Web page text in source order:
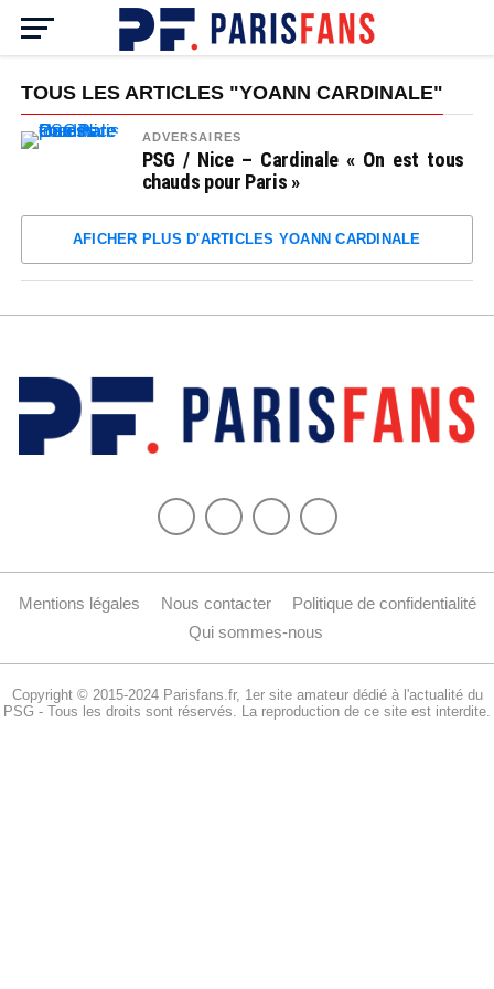
TOUS LES ARTICLES "YOANN CARDINALE"
ADVERSAIRES
PSG / Nice – Cardinale « On est tous
chauds pour Paris »
AFICHER PLUS D'ARTICLES YOANN CARDINALE
Mentions légales Nous contacter
Politique de confidentialité
Qui sommes-nous
Copyright © 2015-2024 Parisfans.fr, 1er site amateur dédié à l'actualité du
PSG - Tous les droits sont réservés. La reproduction de ce site est interdite.